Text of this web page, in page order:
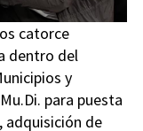
catorce
dentro del
y
para puesta
adquisición de